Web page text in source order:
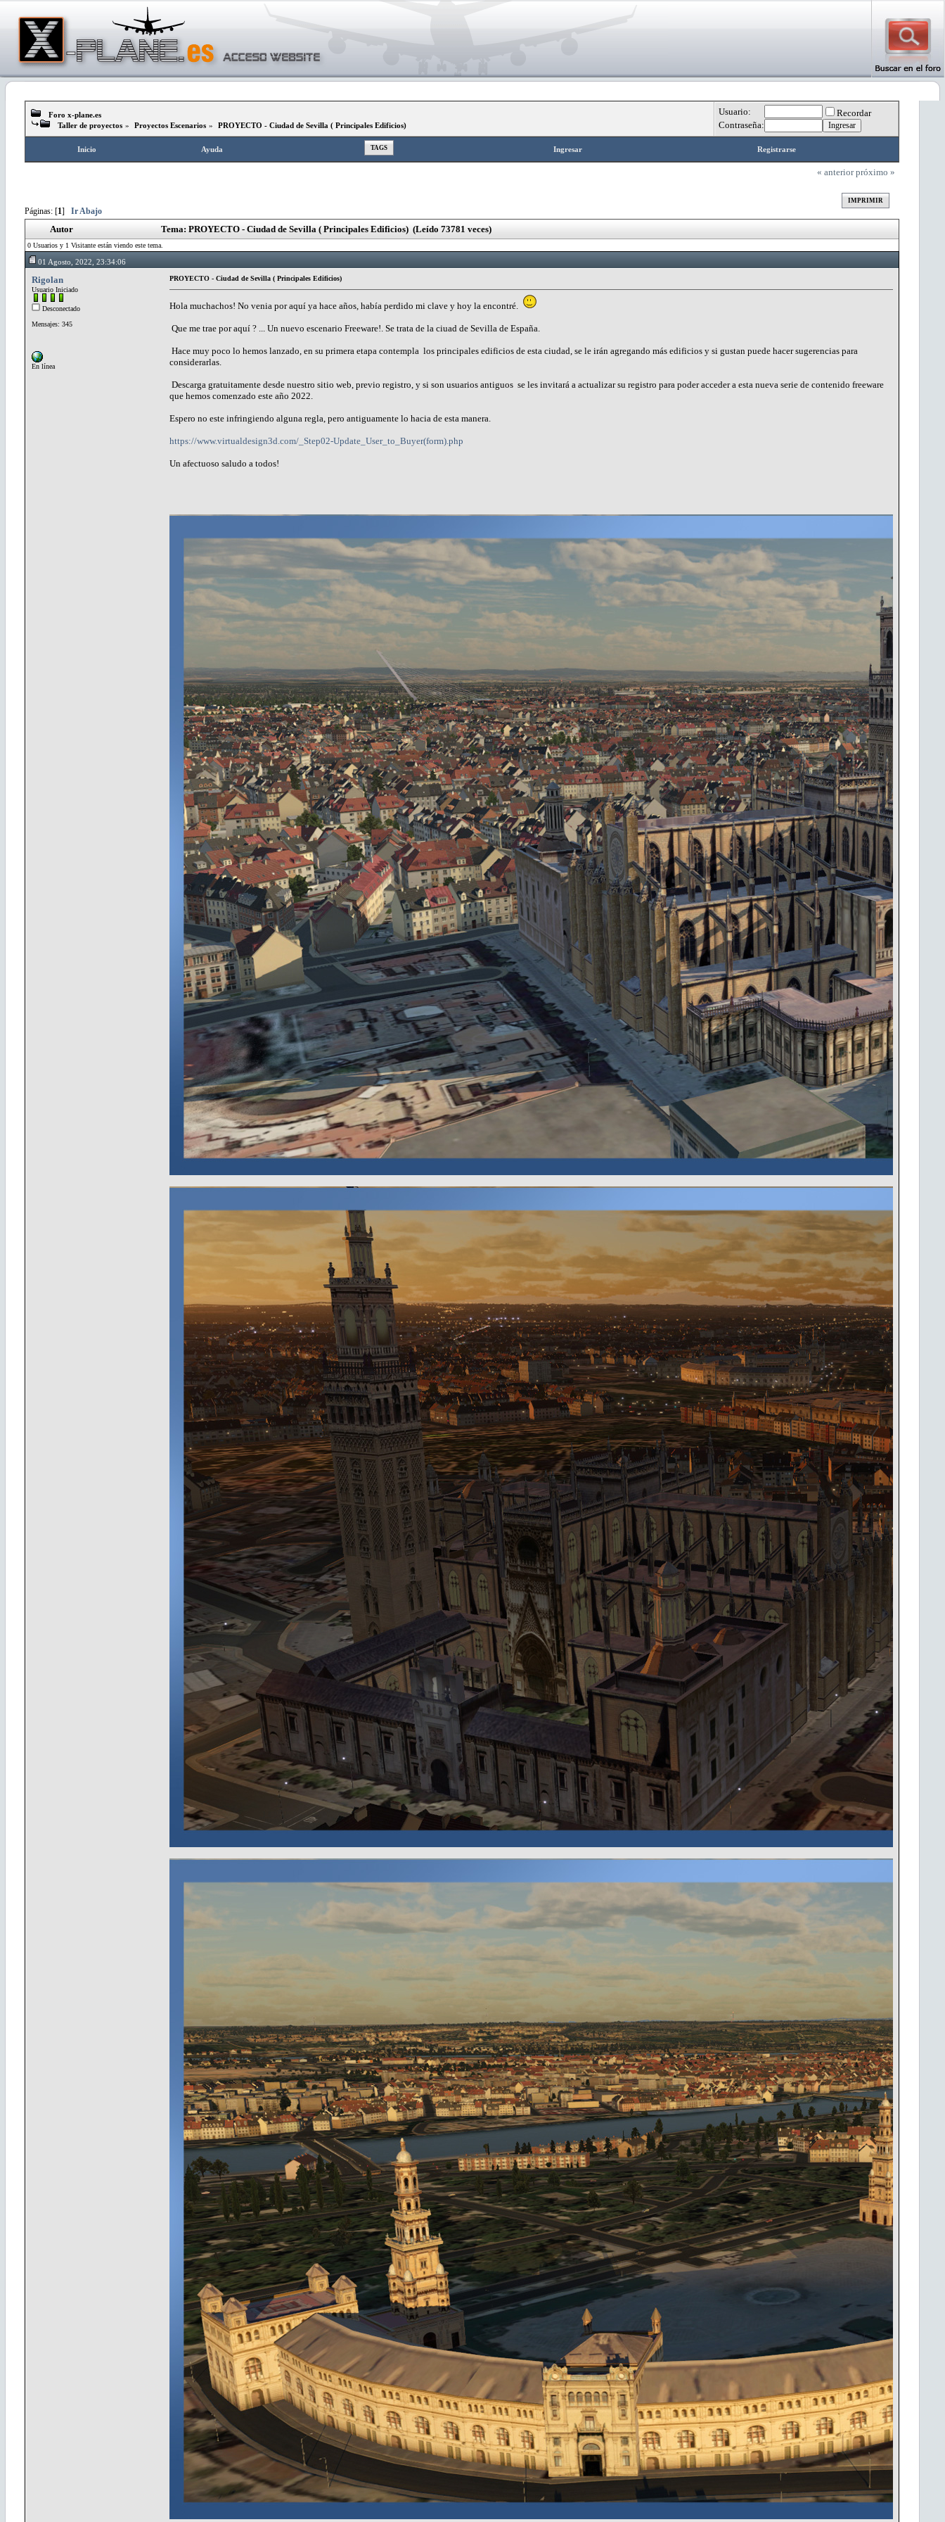
Foro x-plane.es
Taller de proyectos » Proyectos Escenarios » PROYECTO - Ciudad de Sevilla ( Principales Edificios)
Usuario:
Recordar
Contraseña:
Inicio Ayuda TAGS Ingresar Registrarse
Páginas: [1] Ir Abajo
« anterior próximo »
IMPRIMIR
Autor Tema: PROYECTO - Ciudad de Sevilla ( Principales Edificios) (Leído 73781 veces)
0 Usuarios y 1 Visitante están viendo este tema.
01 Agosto, 2022, 23:34:06
Rigolan
Usuario Iniciado
Desconectado
Mensajes: 345
En línea
PROYECTO - Ciudad de Sevilla ( Principales Edificios)
Hola muchachos! No venia por aquí ya hace años, había perdido mi clave y hoy la encontré.
Que me trae por aquí ? ... Un nuevo escenario Freeware!. Se trata de la ciuad de Sevilla de España.
Hace muy poco lo hemos lanzado, en su primera etapa contempla los principales edificios de esta ciudad, se le irán agregando más edificios y si gustan puede hacer sugerencias para
considerarlas.
Descarga gratuitamente desde nuestro sitio web, previo registro, y si son usuarios antiguos se les invitará a actualizar su registro para poder acceder a esta nueva serie de contenido freeware
que hemos comenzado este año 2022.
Espero no este infringiendo alguna regla, pero antiguamente lo hacia de esta manera.
https://www.virtualdesign3d.com/_Step02-Update_User_to_Buyer(form).php
Un afectuoso saludo a todos!